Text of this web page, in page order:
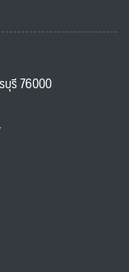
บุรี 76000